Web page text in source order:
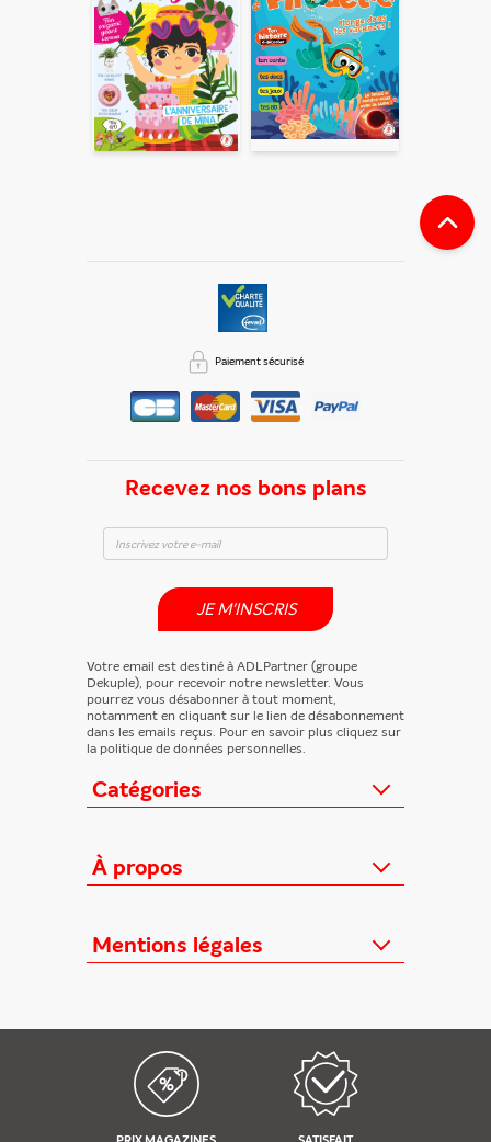
En partageant du contenu, vous acceptez que ces
informations soient traitées par ADLPartner (groupe
Dékuple), responsable de traitement, pour donner suite à
votre demande de recommandation auprès de votre ami.
Vous certifiez également ne pas envoyer d’email indésirable.
Votre adresse email et celle de votre ami ne sont utilisées que
pour cet envoi à la suite duquel elles seront
automatiquement supprimées. Pour en savoir plus, consultez
notre rubrique "Données personnelles".
Catégories
Loisirs/Culture
TV/Vie pratique
Presse professionnelle
Nouveaux magazines
À propos
Qui sommes-nous ?
Offres proposées
Édition numérique offerte
Kiosque FAE devient France
Abonnements
Mentions légales
Politique de données personnelles
Règlements cadeaux
Politique de cookies
Recevez nos bons plans
JE M'INSCRIS
Votre email est destiné à ADLPartner (groupe
Dekuple), pour recevoir notre newsletter. Vous
pourrez vous désabonner à tout moment,
notamment en cliquant sur le lien de désabonnement
dans les emails reçus. Pour en savoir plus cliquez sur
la politique de données personnelles.
Paiement sécurisé